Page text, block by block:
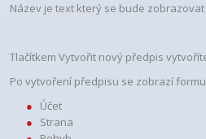
Název je text který se bude
Tlačítkem Vytvořit nový předpis
Po vytvoření předpisu se zobrazí
Účet
Strana